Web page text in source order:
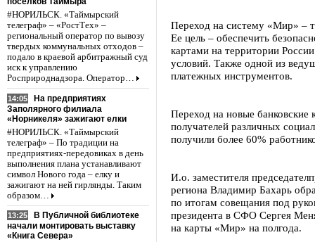
#НОРИЛЬСК. «Таймырский
телеграф» – «РостТех» –
региональный оператор по вывозу
твердых коммунальных отходов –
подало в краевой арбитражный суд
иск к управлению
Росприроднадзора. Оператор…
14:05
На предприятиях
Заполярного филиала
«Норникеля» зажигают елки
#НОРИЛЬСК. «Таймырский
телеграф» – По традиции на
предприятиях-передовиках в день
выполнения плана устанавливают
символ Нового года – елку и
зажигают на ней гирлянды. Таким
образом…
13:25
В Публичной библиотеке
начали монтировать выставку
«Книга Севера»
Переход на систему «Мир» –
Ее цель – обеспечить
картами на территории
условий. Также одной из
платежных инструментов.
Переход на новые банковские
получателей различных
получили более 60%
И.о. заместителя
региона Владимир Бахарь
по итогам совещания под
президента в СФО Сергея
на карты «Мир» на полгода.